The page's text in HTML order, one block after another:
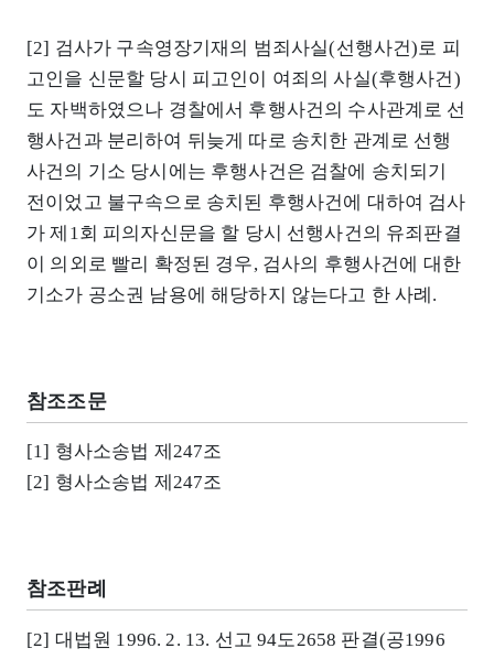
[2] 검사가 구속영장기재의 범죄사실(선행사건)로 피
고인을 신문할 당시 피고인이 여죄의 사실(후행사건)
도 자백하였으나 경찰에서 후행사건의 수사관계로 선
행사건과 분리하여 뒤늦게 따로 송치한 관계로 선행
사건의 기소 당시에는 후행사건은 검찰에 송치되기
전이었고 불구속으로 송치된 후행사건에 대하여 검사
가 제1회 피의자신문을 할 당시 선행사건의 유죄판결
이 의외로 빨리 확정된 경우, 검사의 후행사건에 대한
기소가 공소권 남용에 해당하지 않는다고 한 사례.
참조조문
[1] 형사소송법 제247조
[2] 형사소송법 제247조
참조판례
[2] 대법원 1996. 2. 13. 선고 94도2658 판결(공1996